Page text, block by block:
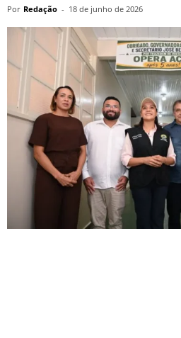
Por Redação - 18 de junho de 2026